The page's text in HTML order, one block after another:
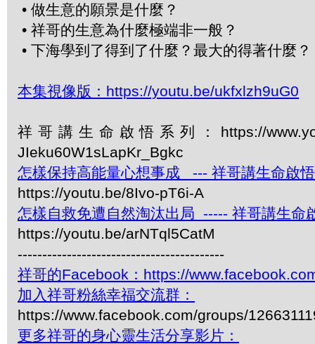
• 做生意的願景是什麼？
• 祥哥的生意為什麼極端非一般？
• 下海學到了得到了什麼？最大的得著什麼？
本集視像版：https://youtu.be/ukfxlzh9uG0
祥哥講生命啟悟系列：https://
JIeku60W1sLapKr_Bgkc
怎樣保持高能量心想事成 --- 祥哥講生命啟
https://youtu.be/8Ivo-pT6i-A
怎樣自救免遭自然淘汰出局 ----- 祥哥講生命
https://youtu.be/arNTql5CatM
------------------------------------------
祥哥的Facebook：https://
加入祥哥粉絲幸福交流群：
https://www.facebook.com/groups/
更多祥哥的身心靈生活分享影片：